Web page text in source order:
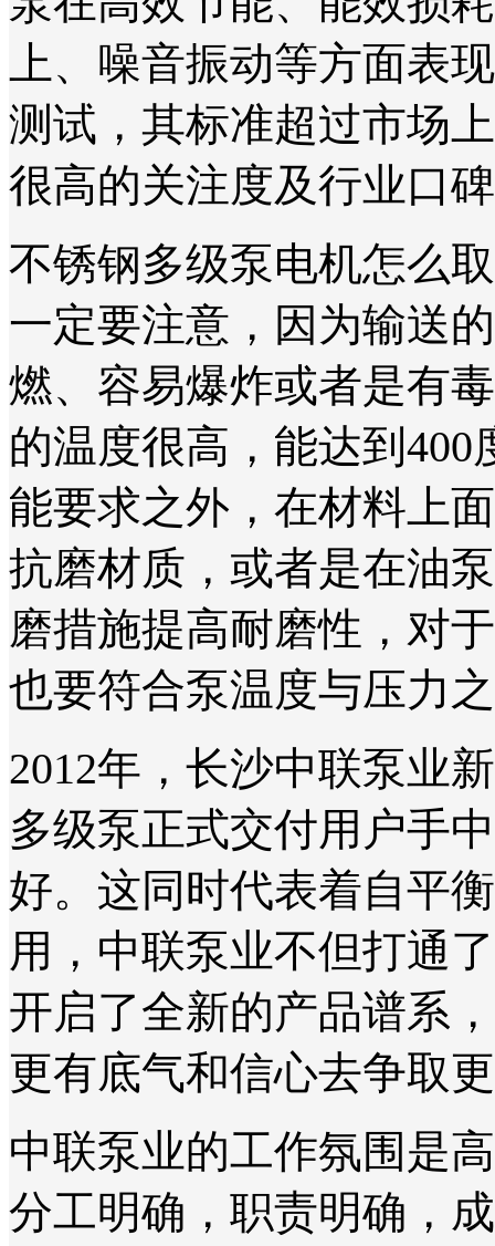
上、噪音振动等方面表
测试，其标准超过市场
很高的关注度及行业口
不锈钢多级泵电机怎么
一定要注意，因为输送
燃、容易爆炸或者是有
的温度很高，能达到
能要求之外，在材料上
抗磨材质，或者是在油
磨措施提高耐磨性，对
也要符合泵温度与压力
2012年，长沙中联泵业
多级泵正式交付用户手
好。这同时代表着自平
用，中联泵业不但打通
开启了全新的产品谱系
更有底气和信心去争取
中联泵业的工作氛围是
分工明确，职责明确，